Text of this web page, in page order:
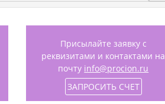
Присылайте заявку с
реквизитами и контактами на
почту info@procion.ru
ЗАПРОСИТЬ СЧЕТ